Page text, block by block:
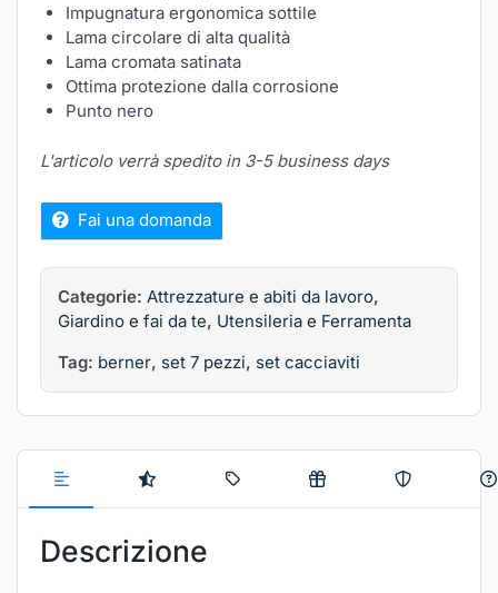
Impugnatura ergonomica sottile
Lama circolare di alta qualità
Lama cromata satinata
Ottima protezione dalla corrosione
Punto nero
L'articolo verrà spedito in 3-5 business days
Fai una domanda
Categorie: Attrezzature e abiti da lavoro,
Giardino e fai da te, Utensileria e Ferramenta
Tag: berner, set 7 pezzi, set cacciaviti
Descrizione